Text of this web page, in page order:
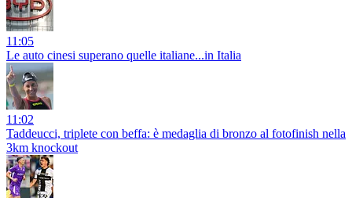
11:05
Le auto cinesi superano quelle italiane...in Italia
11:02
Taddeucci, triplete con beffa: è medaglia di bronzo al fotofinish nella
3km knockout